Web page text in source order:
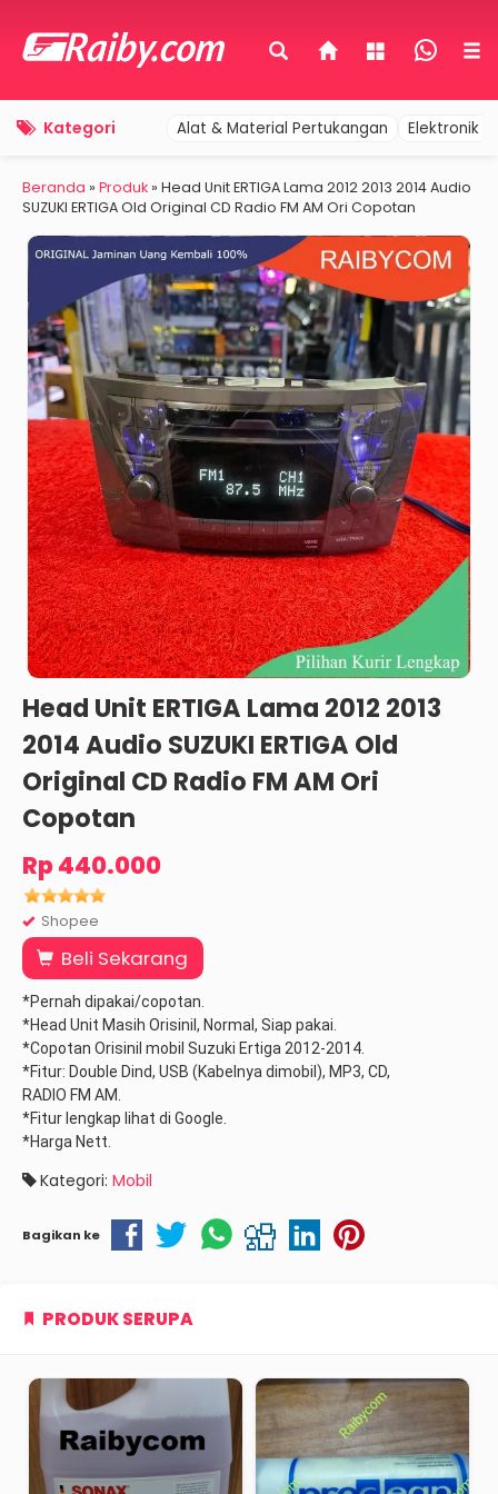
Kategori Alat & Material Pertukangan Elektronik
Beranda » Produk» Head Unit ERTIGA Lama 2012 2013 2014 Audio
SUZUKI ERTIGA Old Original CD Radio FM AM Ori Copotan
Head Unit ERTIGA Lama 2012 2013
2014 Audio SUZUKI ERTIGA Old
Original CD Radio FM AM Ori
Copotan
Rp 440.000
Shopee
Beli Sekarang
*Pernah dipakai/copotan.
*Head Unit Masih Orisinil, Normal, Siap pakai.
*Copotan Orisinil mobil Suzuki Ertiga 2012-2014.
*Fitur: Double Dind, USB (Kabelnya dimobil), MP3, CD,
RADIO FM AM.
*Fitur lengkap lihat di Google.
*Harga Nett.
Kategori: Mobil
Bagikan ke
PRODUK SERUPA